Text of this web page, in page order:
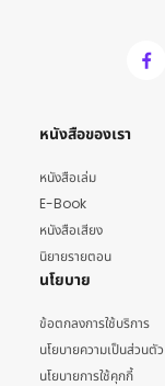
หนังสือของเรา
หนังสือเล่ม
E-Book
หนังสือเสียง
นิยายรายตอน
นโยบาย
ข้อตกลงการใช้บริการ
นโยบายความเป็นส่วนตัว
นโยบายการใช้คุกกี้